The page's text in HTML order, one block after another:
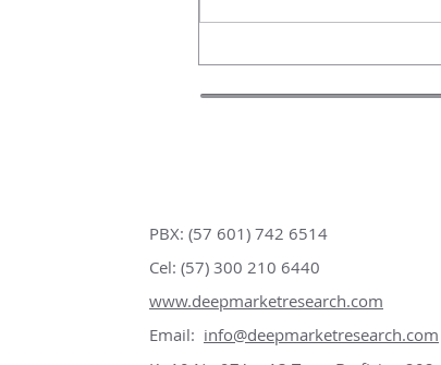
DEEP Market Research
presenta:
las Preferencias de
PBX: (57 601) 742 6514
Cel: (57) 300 210 6440
www.deepmarketresearch.com
Email: info@deepmarketresearch.com